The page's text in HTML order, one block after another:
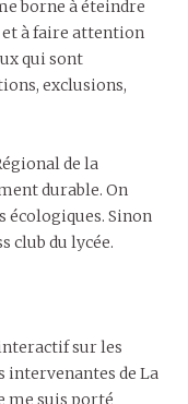
borne à éteindre
et à faire attention
qui sont
exclusions,
de la
durable. On
écologiques. Sinon
club du lycée.
sur les
intervenantes de La
me suis porté